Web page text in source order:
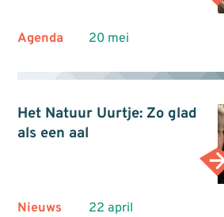
Agenda 20 mei
Het Natuur Uurtje: Zo glad
als een aal
Nieuws 22 april